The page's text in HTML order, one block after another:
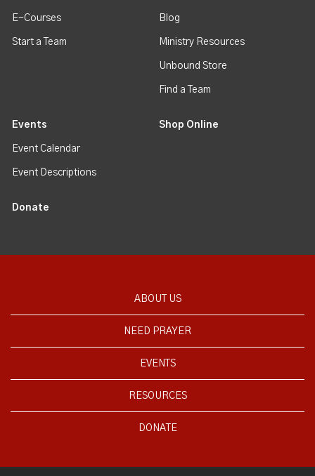
E-Courses
Start a Team
Blog
Ministry Resources
Unbound Store
Find a Team
Events
Event Calendar
Event Descriptions
Shop Online
Donate
ABOUT US
NEED PRAYER
EVENTS
RESOURCES
DONATE